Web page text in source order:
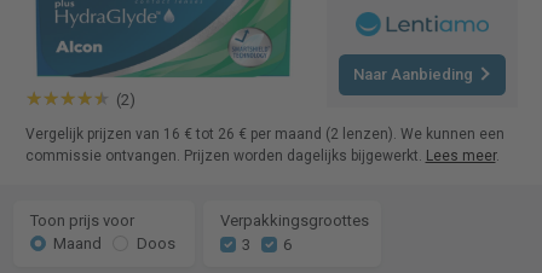
(2)
Naar Aanbieding
Vergelijk prijzen van 16 € tot 26 € per maand (2 lenzen). We kunnen een
commissie ontvangen. Prijzen worden dagelijks bijgewerkt. Lees meer.
Toon prijs voor
Maand
Doos
Verpakkingsgroottes
3
6